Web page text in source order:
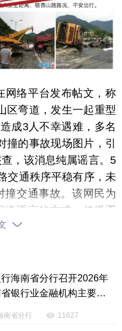
网络平台发布帖文，称
区弯道，发生一起重型
成3人不幸遇难，多名
撞的事故现场图片，引
，该消息纯属谣言。5
交通秩序平稳有序，未
撞交通事故。该网民为
造谣言的方式，传播不
”系旧闻新发
海南省分行召开2026年
银行业金融机构主要负
南省分行 11627